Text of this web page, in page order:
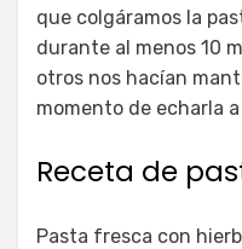
que colgáramos la
durante al menos 10
otros nos hacían
momento de echarla a
Receta de
Pasta fresca con